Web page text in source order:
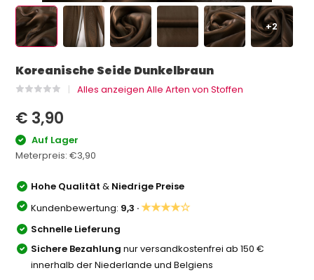
+2
Koreanische Seide Dunkelbraun
Alles anzeigen Alle Arten von Stoffen
€ 3,90
Auf Lager
Meterpreis:€3,90
Hohe Qualität& Niedrige Preise
Kundenbewertung: 9,3 ·★★★★☆
Schnelle Lieferung
Sichere Bezahlung nur versandkostenfrei ab 150 €
innerhalb der Niederlande und Belgiens